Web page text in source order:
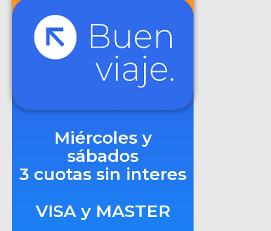
Miércoles y
sábados
3 cuotas sin interes
VISA y MASTER